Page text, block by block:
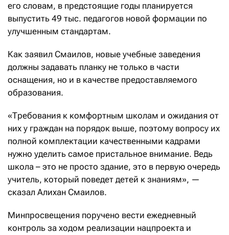
его словам, в предстоящие годы планируется
выпустить 49 тыс. педагогов новой формации по
улучшенным стандартам.
Как заявил Смаилов, новые учебные заведения
должны задавать планку не только в части
оснащения, но и в качестве предоставляемого
образования.
«Требования к комфортным школам и ожидания от
них у граждан на порядок выше, поэтому вопросу их
полной комплектации качественными кадрами
нужно уделить самое пристальное внимание. Ведь
школа – это не просто здание, это в первую очередь
учитель, который поведет детей к знаниям», —
сказал Алихан Смаилов.
Минпросвещения поручено вести ежедневный
контроль за ходом реализации нацпроекта и